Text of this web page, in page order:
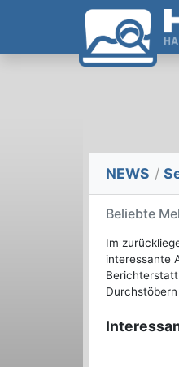
NEWS /
Beliebte
Im
interessante